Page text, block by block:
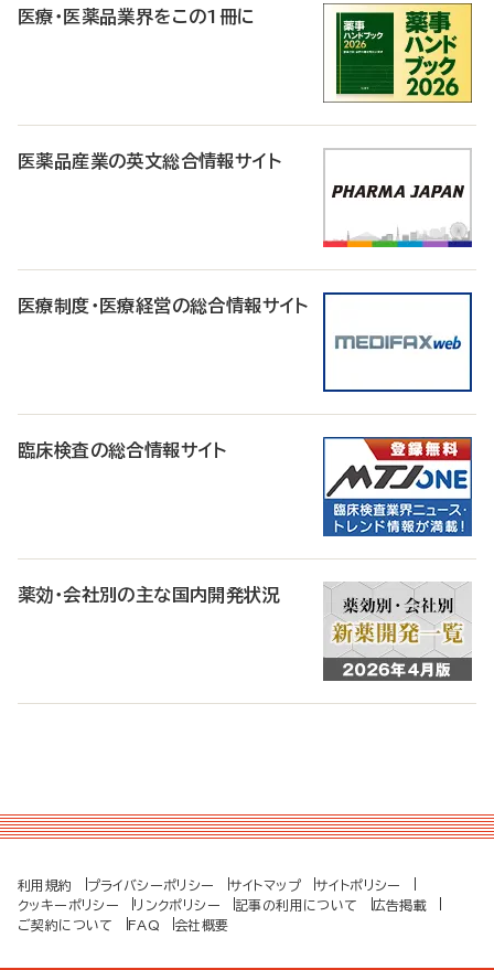
医療・医薬品業界をこの1冊に
医薬品産業の英文総合情報サイト
医療制度・医療経営の総合情報サイト
臨床検査の総合情報サイト
薬効・会社別の主な国内開発状況
利用規約 プライバシーポリシー サイトマップ
サイトポリシー
クッキーポリシー
リンクポリシー 記事の利用について
広告掲載
ご契約について
FAQ 会社概要